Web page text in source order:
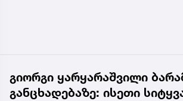
გიორგი ყარყარაშვილი
განცხადებაზე: ისეთი